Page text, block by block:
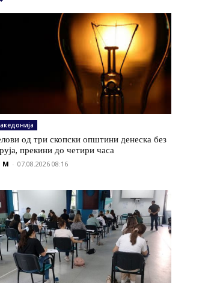
од три скопски општини денеска без
прекини до четири часа
M - 07.08.2026 08:16